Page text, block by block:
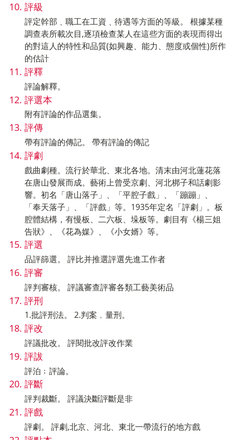
評級
評定幹部﹑職工在工資﹑待遇等方面的等級。 根據某種
調查表所載次目,逐項檢查某人在這些方面的表現而得出
的對這人的特性和品質(如興趣、能力、態度或個性)所作
的估計
評釋
評論解釋。
評選本
附有評論的作品選集。
評傳
帶有評論的傳記。 帶有評論的傳記
評劇
戲曲劇種。流行於華北、東北各地。清末由河北蓮花落
在唐山發展而成。藝術上曾受京劇、河北梆子和話劇影
響。初名「唐山落子」、「平腔子戲」、「蹦蹦」、
「奉天落子」、「評戲」等。1935年定名「評劇」。板
腔體結構，有慢板、二六板、垛板等。劇目有《楊三姐
告狀》、《花為媒》、《小女婿》等。
評選
品評篩選。 評比并推選評選先進工作者
評審
評判審核。 評議審查評審各類工藝美術品
評刑
1.批評刑法。 2.判案﹐量刑。
評改
評議批改。 評閱批改評改作業
評詙
評泊﹔評論。
評斷
評判裁斷。 評議決斷評斷是非
評戲
評劇。 評劇,北京、河北、東北一帶流行的地方戲